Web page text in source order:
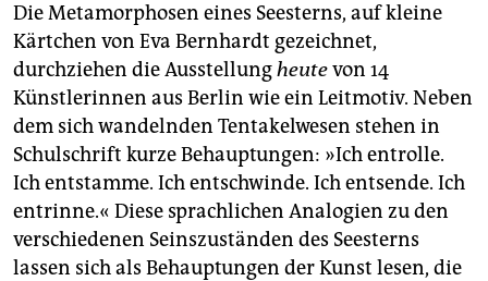
sport
berlin
nord
wahrheit
verlag
verlag
Die Metamorphosen eines Seesterns, auf kleine
Kärtchen von Eva Bernhardt gezeichnet,
durchziehen die Ausstellungheutevon 14
Künstlerinnen aus Berlin wie ein Leitmotiv. Neben
dem sich wandelnden Tentakelwesen stehen in
Schulschrift kurze Behauptungen: »Ich entrolle.
Ich entstamme. Ich entschwinde. Ich entsende. Ich
entrinne.« Diese sprachlichen Analogien zu den
verschiedenen Seinszuständen des Seesterns
lassen sich als Behauptungen der Kunst lesen, die